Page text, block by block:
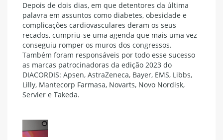
Depois de dois dias, em que detentores da última
palavra em assuntos como diabetes, obesidade e
complicações cardiovasculares deram os seus
recados, cumpriu-se uma agenda que mais uma vez
conseguiu romper os muros dos congressos.
Também foram responsáveis por todo esse sucesso
as marcas patrocinadoras da edição 2023 do
DIACORDIS: Apsen, AstraZeneca, Bayer, EMS, Libbs,
Lilly, Mantecorp Farmasa, Novarts, Novo Nordisk,
Servier e Takeda.